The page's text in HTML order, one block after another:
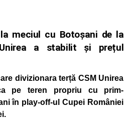
meciul cu Botoșani de la
a stabilit și prețul
divizionara terță CSM Unirea
pe teren propriu cu prim-
în play-off-ul Cupei României